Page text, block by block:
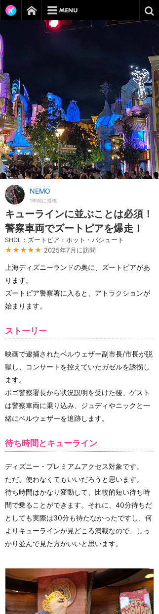
NEMO
1年前に投稿
キューラインに並ぶことは必須！
警察車両でズートピアを爆走！
SHDL：ズートピア：ホット・パシュート
★★★★★ 2025年7月に訪問
上海ディズニーランドの奥に、ズートピアがあ
ります。
ズートピア警察署に入ると、アトラクションが
始まります。
ストーリー
映画で逮捕されたベルウェザー副市長/市長が脱
獄し、コンサートを控えていたガゼルを誘拐し
ます。
ボゴ警察署長から状況説明を受けた後、ゲスト
は警察車両に乗り込み、ジュディやニックと一
緒にベルウェザーを追跡します。
待ち時間とキューライン
ディズニー・プレミアムアクセス対象です。
ただ、使わなくてもいいだろうと思います。
待ち時間はかなり変動して、比較的短い待ち時
間で乗ることができます。それに、40分待ちだ
としても実際は30分も待たなかったですし、何
よりキューラインが見どころ満載なので、しっ
かり並んで見た方がいいと思います。